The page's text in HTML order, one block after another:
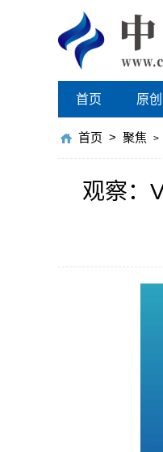
首页 原创
首页 > 聚焦 >
观察：